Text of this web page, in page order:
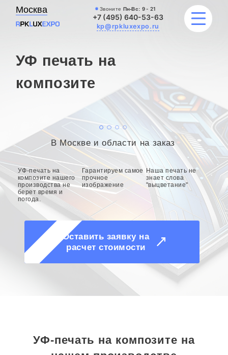
Москва Звоните Пн-Вс: 9 - 21
+7 (495) 640-53-63
kp@rpkluxexpo.ru
ВЫВЕСКИ
ЦЕНЫ
КАТАЛОГ
НАШИ РАБОТЫ
БЛОГ
О КОМПАНИИ
УФ печать на
композите
В Москве и области на заказ
УФ-печать на
композите нашего
производства не
берет время и
погода.
Гарантируем самое
прочное
изображение
Наша печать не
знает слова
"выцветание"
Оставить заявку на
расчет стоимости
УФ-печать на композите на